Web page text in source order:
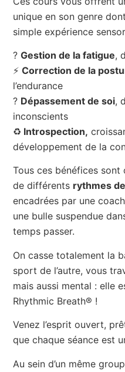
unique en son genre
simple expérience
?Gestion de la fatigue,
⚡️Correction de la
l’endurance
? Dépassement de soi,
inconscients
♻️ Introspection,
développement de la
Tous ces bénéfices
de différents rythmes
encadrées par une
une bulle suspendue
temps passer.
On casse totalement la
sport de l’autre, vous
mais aussi mental : elle
Rhythmic Breath® !
Venez l’esprit ouvert,
que chaque séance est
Au sein d’un même